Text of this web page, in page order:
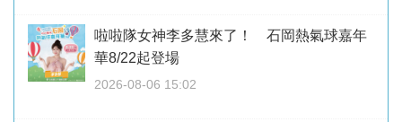
啦啦隊女神李多慧來了！ 石岡熱氣球嘉年
華8/22起登場
2026-08-06 15:02